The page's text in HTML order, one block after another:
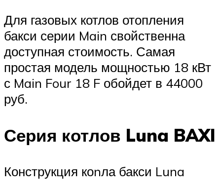
Для газовых котлов отопления
бакси серии Main свойственна
доступная стоимость. Самая
простая модель мощностью 18 кВт
с Main Four 18 F обойдет в 44000
руб.
Серия котлов Luna BAXI
Конструкция коnла бакси Luna